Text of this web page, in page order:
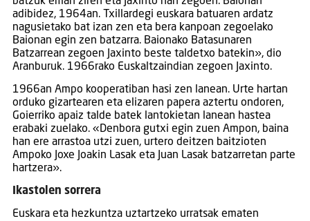
adibidez, 1964an. Txillardegi euskara batuaren ardatz
nagusietako bat izan zen eta bera kanpoan zegoelako
Baionan egin zen batzarra. Baionako Batasunaren
Batzarrean zegoen Jaxinto beste taldetxo batekin», dio
Aranburuk. 1966rako Euskaltzaindian zegoen Jaxinto.
1966an Ampo kooperatiban hasi zen lanean. Urte hartan
orduko gizartearen eta elizaren papera aztertu ondoren,
Goierriko apaiz talde batek lantokietan lanean hastea
erabaki zuelako. «Denbora gutxi egin zuen Ampon, baina
han ere arrastoa utzi zuen, urtero deitzen baitzioten
Ampoko Joxe Joakin Lasak eta Juan Lasak batzarretan parte
hartzera».
Ikastolen sorrera
Euskara eta hezkuntza uztartzeko urratsak ematen